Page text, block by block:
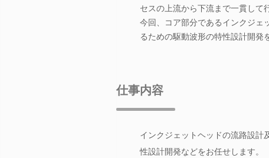
セスの上流から下流まで一貫して
今回、コア部分であるインクジェ
るための駆動波形の特性設計開発
仕事内容
インクジェットヘッドの流路設計
性設計開発などをお任せします。